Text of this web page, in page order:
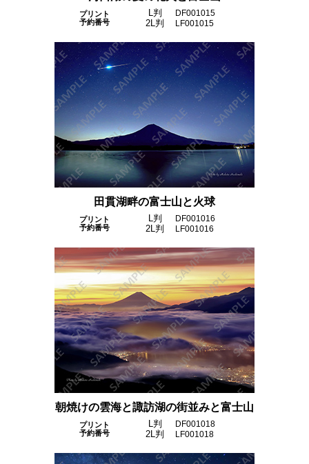
プリント
予約番号
L判 DF001015
2L判 LF001015
田貫湖畔の富士山と火球
プリント
予約番号
L判 DF001016
2L判 LF001016
朝焼けの雲海と諏訪湖の街並みと富士山
プリント
予約番号
L判 DF001018
2L判 LF001018